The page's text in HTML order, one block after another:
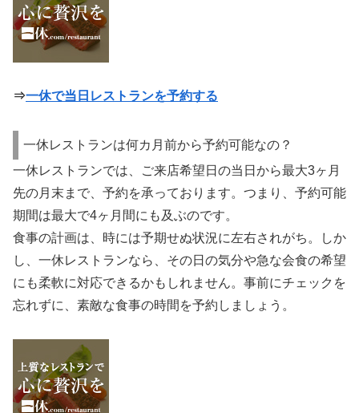
⇒一休で当日レストランを予約する
一休レストランは何カ月前から予約可能なの？
一休レストランでは、ご来店希望日の当日から最大3ヶ月
先の月末まで、予約を承っております。つまり、予約可能
期間は最大で4ヶ月間にも及ぶのです。
食事の計画は、時には予期せぬ状況に左右されがち。しか
し、一休レストランなら、その日の気分や急な会食の希望
にも柔軟に対応できるかもしれません。事前にチェックを
忘れずに、素敵な食事の時間を予約しましょう。